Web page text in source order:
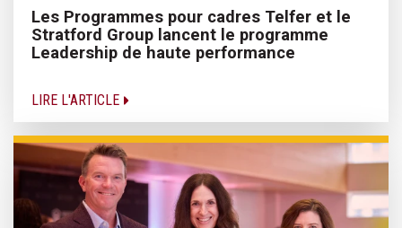
Les Programmes pour cadres Telfer et le
Stratford Group lancent le programme
Leadership de haute performance
LIRE L'ARTICLE